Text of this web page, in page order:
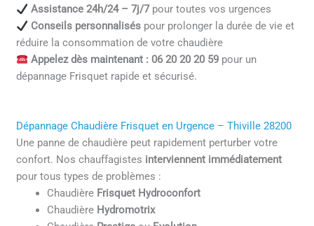
Assistance 24h/24 – 7j/7pour toutes vos urgences
Conseils personnaliséspour prolonger la durée de vie et
réduire la consommation de votre chaudière
Appelez dès maintenant : 06 20 20 20 59pour un
dépannage Frisquet rapide et sécurisé.
Dépannage Chaudière Frisquet en Urgence – Thiville 28200
Une panne de chaudière peut rapidement perturber votre
confort. Nos chauffagistes interviennent immédiatement
pour tous types de problèmes :
Chaudière Frisquet Hydroconfort
Chaudière Hydromotrix